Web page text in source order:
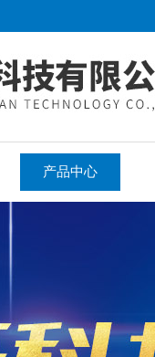
产品中心